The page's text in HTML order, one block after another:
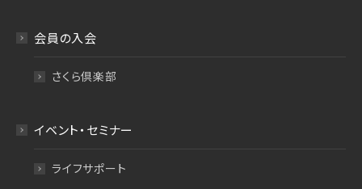
会員の入会
さくら倶楽部
イベント・セミナー
ライフサポート